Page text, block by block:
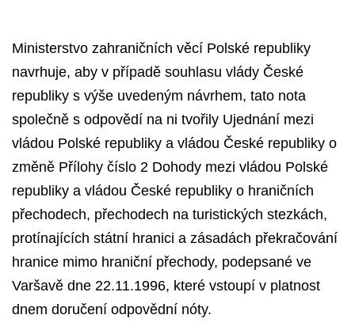
Ministerstvo zahraničních věcí Polské republiky
navrhuje, aby v případě souhlasu vlády České
republiky s výše uvedeným návrhem, tato nota
společně s odpovědí na ni tvořily Ujednání mezi
vládou Polské republiky a vládou České republiky o
změně Přílohy číslo 2 Dohody mezi vládou Polské
republiky a vládou České republiky o hraničních
přechodech, přechodech na turistických stezkách,
protínajících státní hranici a zásadách překračování
hranice mimo hraniční přechody, podepsané ve
Varšavě dne 22.11.1996, které vstoupí v platnost
dnem doručení odpovědní nóty.